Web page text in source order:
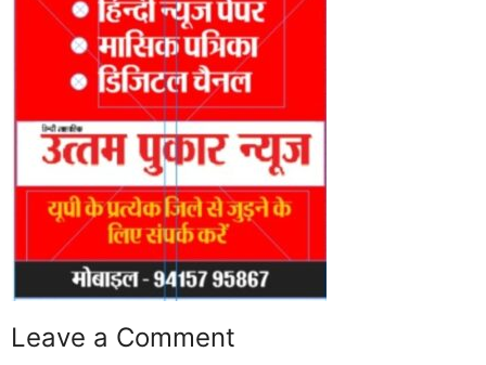
Leave a Comment